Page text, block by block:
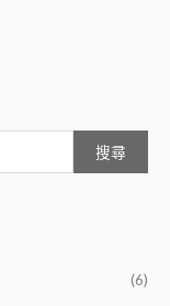
搜尋
(6)